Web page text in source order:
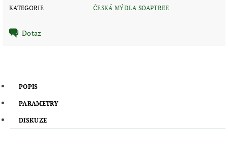
KATEGORIE
ČESKÁ MÝDLA SOAPTREE
Dotaz
POPIS
PARAMETRY
DISKUZE